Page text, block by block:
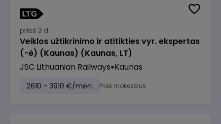
prieš 2 d.
Veiklos užtikrinimo ir atitikties vyr. ekspertas
(-ė) (Kaunas) (Kaunas, LT)
JSC Lithuanian Railways Kaunas
2610 - 3910 €/mėn. Prieš mokesčius